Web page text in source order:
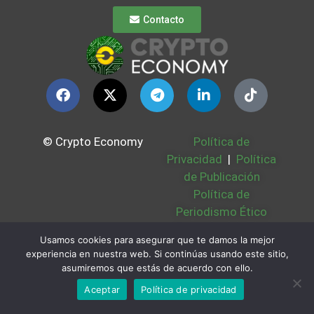
Contacto
© Crypto Economy
Política de
Privacidad | Política
de Publicación
Política de
Periodismo Ético
Bases Legales |
Partners | Sobre
Nosotros
Usamos cookies para asegurar que te damos la mejor
experiencia en nuestra web. Si continúas usando este sitio,
asumiremos que estás de acuerdo con ello.
Aceptar
Política de privacidad